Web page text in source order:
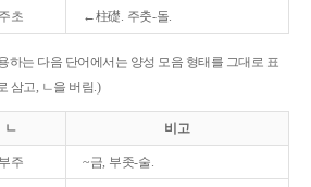
주초 ←柱礎. 주춧-돌.
하는 다음 단어에서는 양성 모음 형태를 그대로 표
삼고, ㄴ을 버림.)
ㄴ 비고
부주 ~금, 부좃-술.